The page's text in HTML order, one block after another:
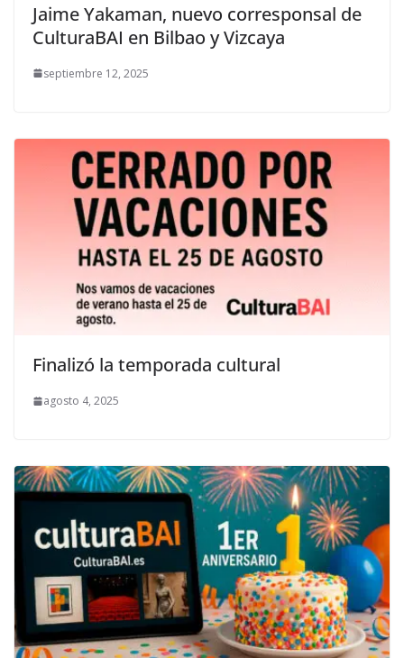
Jaime Yakaman, nuevo corresponsal de
CulturaBAI en Bilbao y Vizcaya
septiembre 12, 2025
Finalizó la temporada cultural
agosto 4, 2025